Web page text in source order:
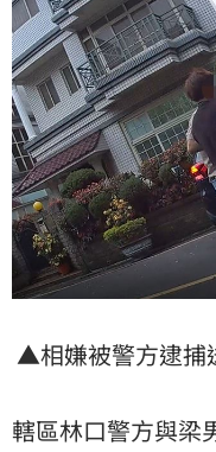
▲相嫌被警方逮捕
轄區林口警方與梁